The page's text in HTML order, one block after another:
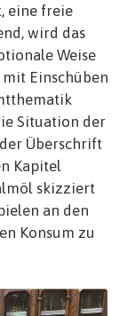
eine freie
wird das
Weise
Einschüben
Situation der
Überschrift
Kapitel
skizziert
an den
Konsum zu